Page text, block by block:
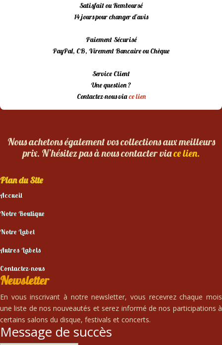
Satisfait ou Remboursé
14 jours pour changer d’avis
Paiement Sécurisé
PayPal, CB, Virement Bancaire ou Chèque
Service Client
Une question ?
Contactez-nous viace lien
Nous achetons également vos collections aux meilleurs
prix. N’hésitez pas à nous contacter viace lien.
Plan du Site
Accueil
Notre Boutique
Notre Label
Autres Labels
Contactez-nous
Newsletter
En vous inscrivant à notre newsletter, vous recevrez chaque mois
une liste de nos nouveautés et serez informé de nos participations à
certains salons du disque, festivals et concerts.
Message de succès